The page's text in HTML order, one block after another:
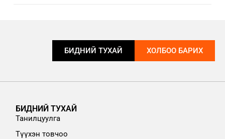
БИДНИЙ ТУХАЙ ХОЛБОО БАРИХ
БИДНИЙ ТУХАЙ
Танилцуулга
Түүхэн товчоо